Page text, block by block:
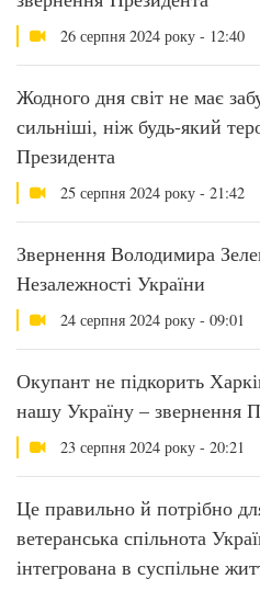
26 серпня 2024 року - 12:40
Жодного дня світ не має
сильніші, ніж будь-який
Президента
25 серпня 2024 року - 21:42
Звернення Володимира
Незалежності України
24 серпня 2024 року - 09:01
Окупант не підкорить
нашу Україну – звернення
23 серпня 2024 року - 20:21
Це правильно й потрібно
ветеранська спільнота
інтегрована в суспільне